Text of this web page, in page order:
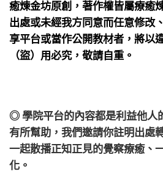
癒煉金坊原創，著作權皆屬療癒
出處或未經我方同意而任意修改
享平台或當作公開教材者，將以
（盜）用必究，敬請自重。
◎ 學院平台的內容都是利益他人
有所幫助，我們邀請你註明出處
一起散播正知正見的覺察療癒、
化。